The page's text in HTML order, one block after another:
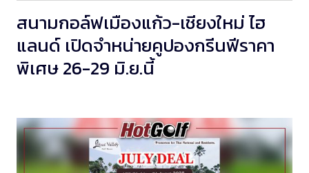
สนามกอล์ฟเมืองแก้ว-เชียงใหม่ ไฮ
แลนด์ เปิดจำหน่ายคูปองกรีนฟีราคา
พิเศษ 26-29 มิ.ย.นี้